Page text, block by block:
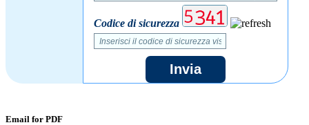
Codice di sicurezza
Invia
Email for PDF